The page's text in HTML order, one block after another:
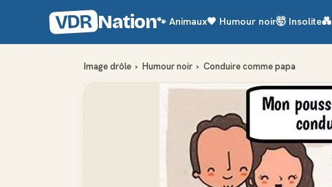
VDR Nation🐾 Animaux🖤 Humour noir🤯 Insolite💑
Image drôle › Humour noir › Conduire comme papa